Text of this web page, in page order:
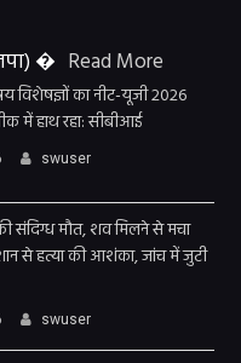
� Read More
विशेषज्ञों का नीट-यूजी 2026
में हाथ रहा: सीबीआई
swuser
संदिग्ध मौत, शव मिलने से मचा
से हत्या की आशंका, जांच में जुटी
swuser